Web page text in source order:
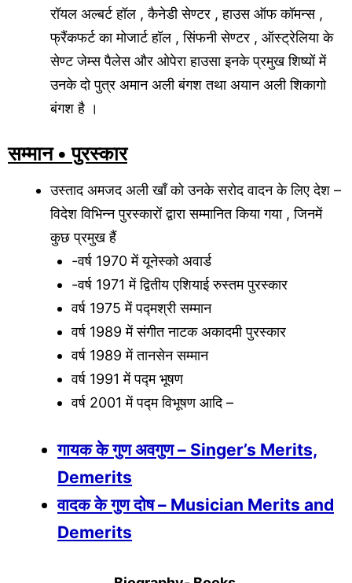
रॉयल अल्बर्ट हॉल , कैनेडी सेण्टर , हाउस ऑफ कॉमन्स ,
फ्रैंकफर्ट का मोजार्ट हॉल , सिंफनी सेण्टर , ऑस्ट्रेलिया के
सेण्ट जेम्स पैलेस और ओपेरा हाउसा इनके प्रमुख शिष्यों में
उनके दो पुत्र अमान अली बंगश तथा अयान अली शिकागो
बंगश है ।
सम्मान • पुरस्कार
उस्ताद अमजद अली खाँ को उनके सरोद वादन के लिए देश –
विदेश विभिन्न पुरस्कारों द्वारा सम्मानित किया गया , जिनमें
कुछ प्रमुख हैं
-वर्ष 1970 में यूनेस्को अवार्ड
-वर्ष 1971 में द्वितीय एशियाई रुस्तम पुरस्कार
वर्ष 1975 में पद्मश्री सम्मान
वर्ष 1989 में संगीत नाटक अकादमी पुरस्कार
वर्ष 1989 में तानसेन सम्मान
वर्ष 1991 में पद्म भूषण
वर्ष 2001 में पद्म विभूषण आदि –
गायक के गुण अवगुण – Singer’s Merits,
Demerits
वादक के गुण दोष – Musician Merits and
Demerits